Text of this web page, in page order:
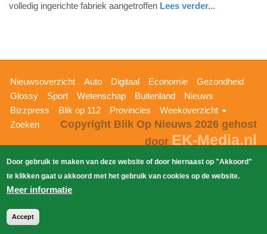
-
04-
2025
09:10
volledig ingerichte fabriek aangetroffen Lees verder...
Hoofdnavigatie
Nieuwsoverzicht Auto Digitaal Economie
Gezondheid
Glossy
Sport Wetenschap Buitenland
Nieuws
Bizzpress
Blik op 112 Provincies
Weekoverzicht
Zoeken
Copyright Blik Op Nieuws 2026 gehost
door EK-Media.nl
Door gebruik te maken van deze website of door hiernaast op "Akkoord"
te klikken gaat u akkoord met het gebruik van cookies op de website.
Meer informatie
Accept